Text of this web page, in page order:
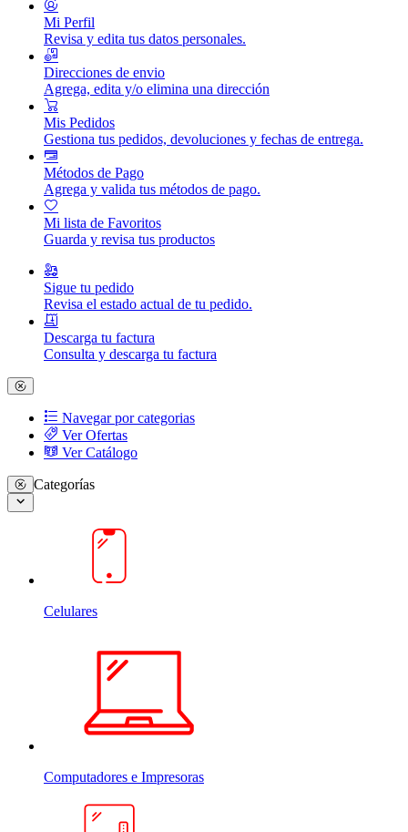
Mi Perfil
Revisa y edita tus datos personales.
Direcciones de envio
Agrega, edita y/o elimina una dirección
Mis Pedidos
Gestiona tus pedidos, devoluciones y fechas de entrega.
Métodos de Pago
Agrega y valida tus métodos de pago.
Mi lista de Favoritos
Guarda y revisa tus productos
Sigue tu pedido
Revisa el estado actual de tu pedido.
Descarga tu factura
Consulta y descarga tu factura
Navegar por categorias
Ver Ofertas
Ver Catálogo
Categorías
Celulares
Computadores e Impresoras